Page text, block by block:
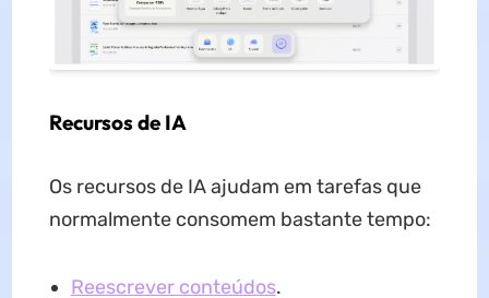
Recursos de IA
Os recursos de IA ajudam em tarefas que
normalmente consomem bastante tempo:
Reescrever conteúdos.